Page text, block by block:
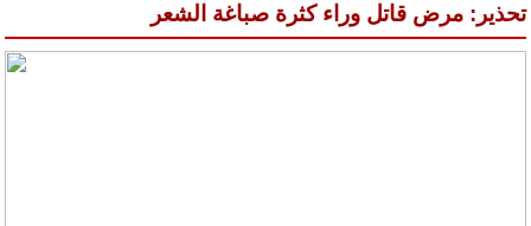
تحذير: مرض قاتل وراء كثرة صباغة الشعر